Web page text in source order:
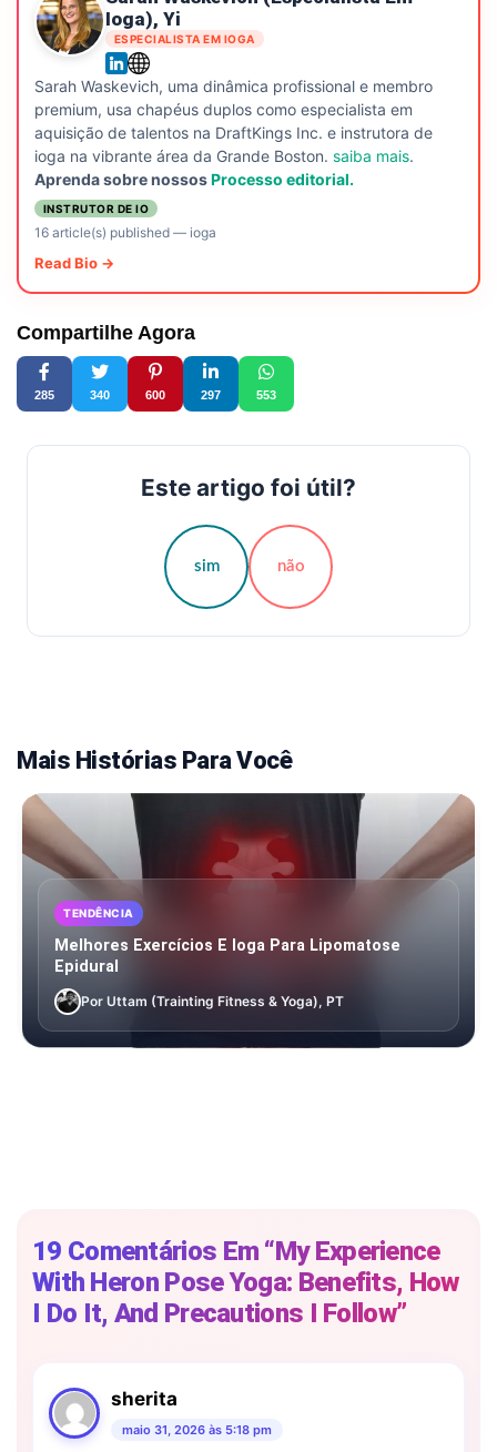
Ioga), Yi
ESPECIALISTA EM IOGA
Sarah Waskevich, uma dinâmica profissional e membro
premium, usa chapéus duplos como especialista em
aquisição de talentos na DraftKings Inc. e instrutora de
ioga na vibrante área da Grande Boston. saiba mais.
Aprenda sobre nossosProcesso editorial.
INSTRUTOR DE IO
16 article(s) published— ioga
Read Bio →
Compartilhe Agora
285 340 600 297 553
Este artigo foi útil?
sim não
Mais Histórias Para Você
TENDÊNCIA
Melhores Exercícios E Ioga Para Lipomatose
Epidural
Por Uttam (Trainting Fitness & Yoga), PT
19 Comentários Em “My Experience
With Heron Pose Yoga: Benefits, How
I Do It, And Precautions I Follow”
sherita
maio 31, 2026 às 5:18 pm